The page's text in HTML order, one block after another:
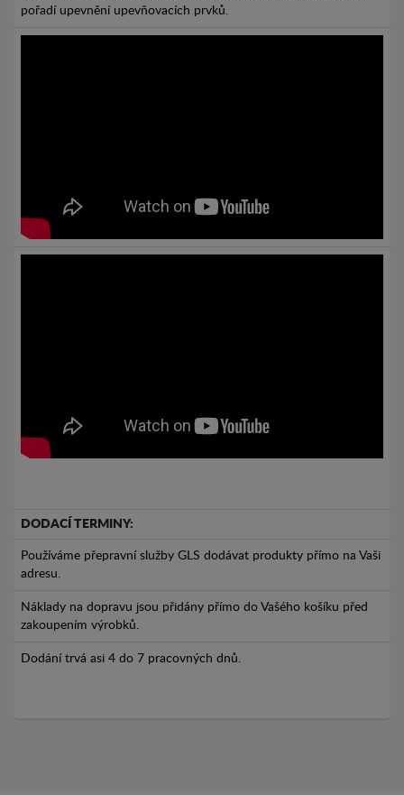
pořadí upevnění upevňovacích prvků.
DODACÍ TERMINY:
Používáme přepravní služby GLS dodávat produkty přímo na Vaši
adresu.
Náklady na dopravu jsou přidány přímo do Vašého košíku před
zakoupením výrobků.
Dodání trvá asi 4 do 7 pracovných dnů.